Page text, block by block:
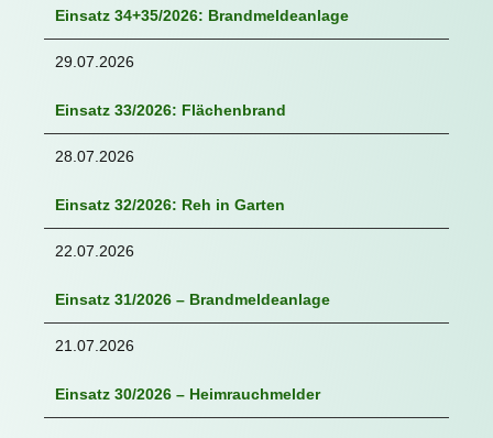
Einsatz 34+35/2026: Brandmeldeanlage
29.07.2026
Einsatz 33/2026: Flächenbrand
28.07.2026
Einsatz 32/2026: Reh in Garten
22.07.2026
Einsatz 31/2026 – Brandmeldeanlage
21.07.2026
Einsatz 30/2026 – Heimrauchmelder